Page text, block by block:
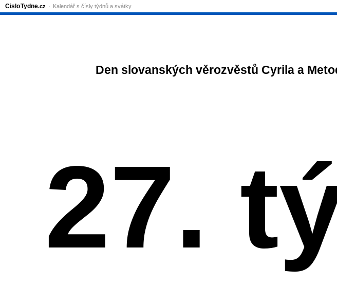
Den slovanských věrozvěstů Cyrila a
27.
CisloTydne.cz Kalendář s čísly týdnů a svátky